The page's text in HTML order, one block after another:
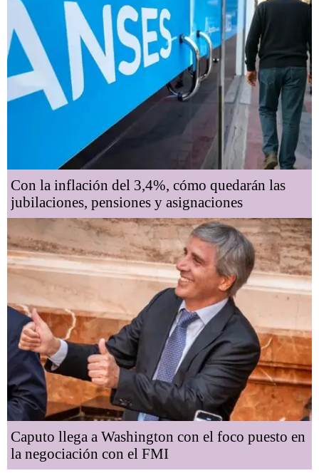
Con la inflación del 3,4%, cómo quedarán las
jubilaciones, pensiones y asignaciones
Caputo llega a Washington con el foco puesto en
la negociación con el FMI